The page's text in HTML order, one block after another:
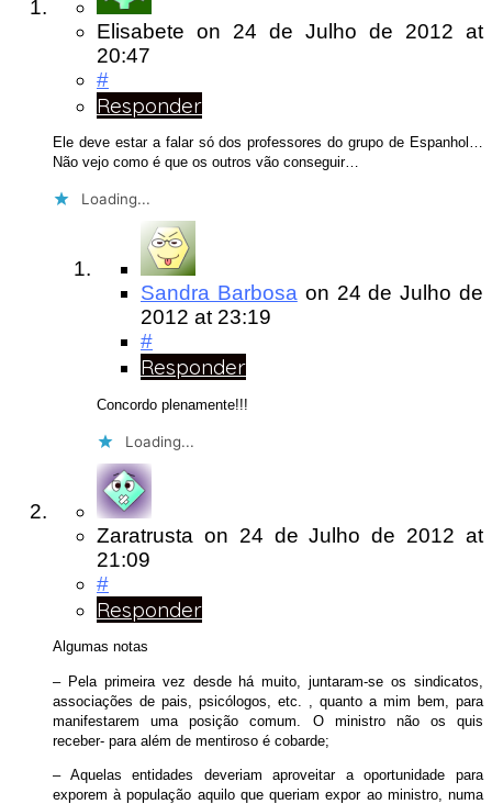
Elisabete on 24 de Julho de 2012 at
20:47
#
Responder
Ele deve estar a falar só dos professores do grupo de Espanhol…
Não vejo como é que os outros vão conseguir…
Loading...
Sandra Barbosaon 24 de Julho de
2012 at 23:19
#
Responder
Concordo plenamente!!!
Loading...
Zaratrusta on 24 de Julho de 2012at
21:09
#
Responder
Algumas notas
– Pela primeira vez desde há muito, juntaram-se os sindicatos,
associações de pais, psicólogos, etc. , quanto a mim bem, para
manifestarem uma posição comum. O ministro não os quis
receber- para além de mentiroso é cobarde;
– Aquelas entidades deveriam aproveitar a oportunidade para
exporem à população aquilo que queriam expor ao ministro, numa